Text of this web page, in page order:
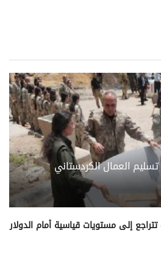
العمال الكردستاني
تتراجع إلى مستويات قياسية أمام الدولار